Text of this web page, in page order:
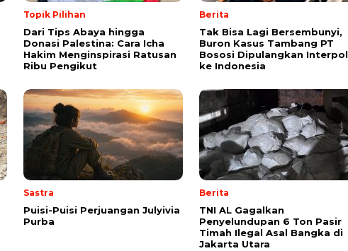
Topik Pilihan
Dari Tips Abaya hingga
Donasi Palestina: Cara Icha
Hakim Menginspirasi Ratusan
Ribu Pengikut
Berita
Tak Bisa Lagi Bersembunyi,
Buron Kasus Tambang PT
Bososi Dipulangkan Interpol
ke Indonesia
Sastra
Puisi-Puisi Perjuangan Julyivia
Purba
Berita
TNI AL Gagalkan
Penyelundupan 6 Ton Pasir
Timah Ilegal Asal Bangka di
Jakarta Utara